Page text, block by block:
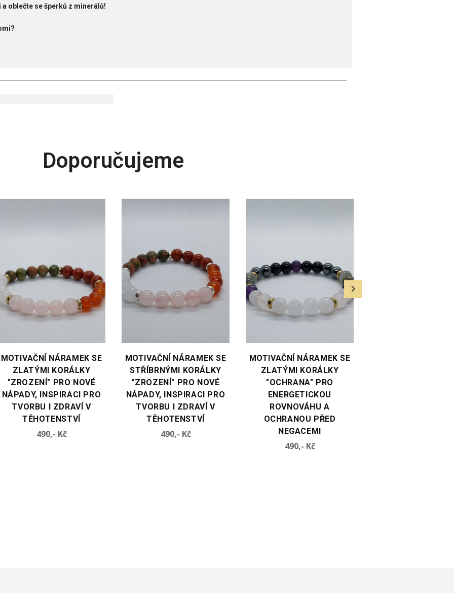
oblečte se šperků z minerálů!
Doporučujeme
MOTIVAČNÍ NÁRAMEK SE
ZLATÝMI KORÁLKY
"ZROZENÍ" PRO NOVÉ
NÁPADY, INSPIRACI PRO
TVORBU I ZDRAVÍ V
TĚHOTENSTVÍ
490,- KčCena
MOTIVAČNÍ NÁRAMEK SE
STŘÍBRNÝMI KORÁLKY
"ZROZENÍ" PRO NOVÉ
NÁPADY, INSPIRACI PRO
TVORBU I ZDRAVÍ V
TĚHOTENSTVÍ
490,- KčCena
MOTIVAČNÍ NÁRAMEK SE
ZLATÝMI KORÁLKY
"OCHRANA" PRO
ENERGETICKOU
ROVNOVÁHU A
OCHRANOU PŘED
NEGACEMI
490,- KčCena